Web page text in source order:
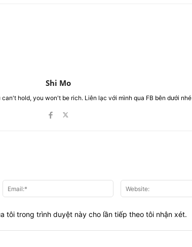
Shi Mo
can't hold, you won't be rich. Liên lạc với mình qua FB bên dưới nhé
Tên:* Email:*
tôi trong trình duyệt này cho lần tiếp theo tôi nhận xét.